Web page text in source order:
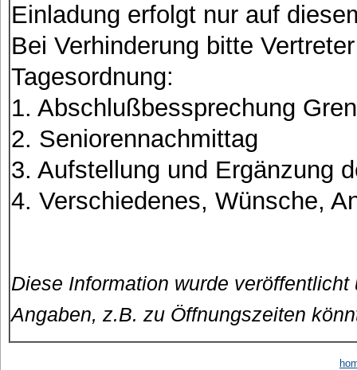
Einladung erfolgt nur auf
Bei Verhinderung bitte
Tagesordnung:
1. Abschlußbessprechung
2. Seniorennachmittag
3. Aufstellung und Ergänzung
4. Verschiedenes, Wünsche,
Diese Information wurde
Angaben, z.B. zu Öffnungszeiten